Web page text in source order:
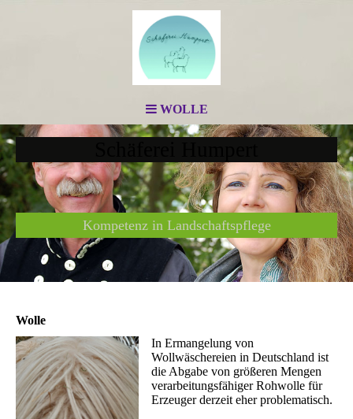
WOLLE
Kompetenz in Landschaftspflege
Wolle
In Ermangelung von
Wollwäschereien in Deutschland ist
die Abgabe von größeren Mengen
verarbeitungsfähiger Rohwolle für
Erzeuger derzeit eher problematisch.